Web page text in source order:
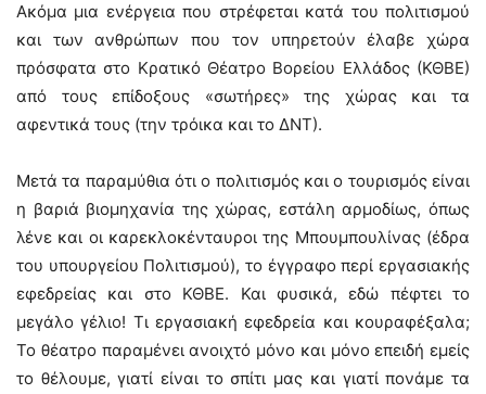
Ακόμα μια ενέργεια που στρέφεται κατά του πολιτισμού
και των ανθρώπων που τον υπηρετούν έλαβε χώρα
πρόσφατα στο Κρατικό Θέατρο Βορείου Ελλάδος (ΚΘΒΕ)
από τους επίδοξους «σωτήρες» της χώρας και τα
αφεντικά τους (την τρόικα και το ΔΝΤ).
Μετά τα παραμύθια ότι ο πολιτισμός και ο τουρισμός είναι
η βαριά βιομηχανία της χώρας, εστάλη αρμοδίως, όπως
λένε και οι καρεκλοκένταυροι της Μπουμπουλίνας (έδρα
του υπουργείου Πολιτισμού), το έγγραφο περί εργασιακής
εφεδρείας και στο ΚΘΒΕ. Και φυσικά, εδώ πέφτει το
μεγάλο γέλιο! Τι εργασιακή εφεδρεία και κουραφέξαλα;
Το θέατρο παραμένει ανοιχτό μόνο και μόνο επειδή εμείς
το θέλουμε, γιατί είναι το σπίτι μας και γιατί πονάμε τα